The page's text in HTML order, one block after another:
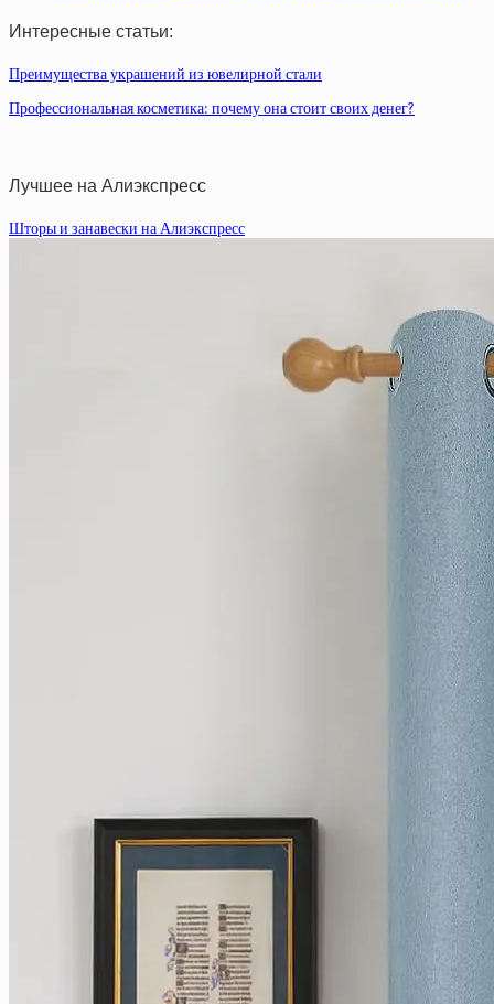
Интересные статьи:
Преимущества украшений из ювелирной стали
Профессиональная косметика: почему она стоит своих денег?
Лучшее на Алиэкспресс
Шторы и занавески на Алиэкспресс